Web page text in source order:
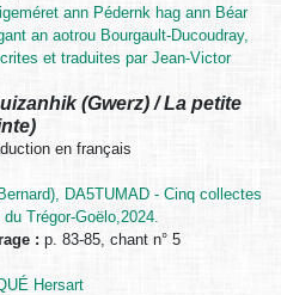
ann Pédernk hag ann Béar
an aotrou Bourgault-Ducoudray,
et traduites par Jean-Victor
(Gwerz) / La petite
en français
DA5TUMAD - Cinq collectes
Trégor-Goëlo,2024.
: p. 83-85, chant n° 5
Hersart